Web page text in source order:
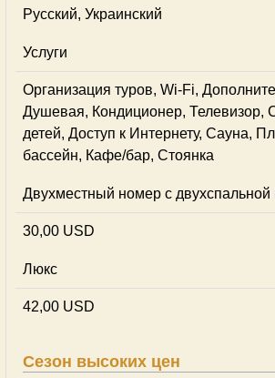
Русский, Украинский
Услуги
Организация туров, Wi-Fi,
Душевая, Кондиционер, Телевизор,
детей, Доступ к Интернету, Сауна,
бассейн, Кафе/бар, Стоянка
Двухместный номер с двухспальной
30,00 USD
Люкс
42,00 USD
Сезон высоких цен